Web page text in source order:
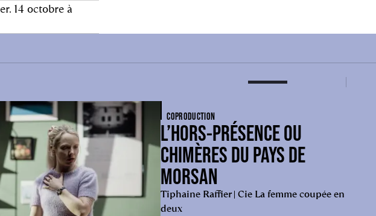
14 octobre à
COPRODUCTION
L’HORS-PRÉSENCE OU
CHIMÈRES DU PAYS DE
MORSAN
Tiphaine Raffier | Cie La femme coupée en
deux